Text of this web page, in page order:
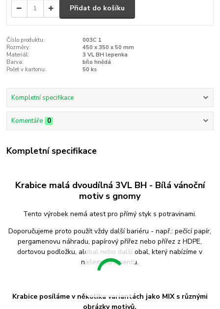
Přidat do košíku
Číslo produktu:
003C 1
Rozměry:
450 x 350 x 50 mm
Materiál:
3 VL BH lepenka
Barva:
bílo hnědá
Počet v kartonu:
50 ks
Kompletní specifikace
Komentáře 0
Kompletní specifikace
Krabice malá dvoudílná 3VL BH - Bílá vánoční
motiv s gnomy
Tento výrobek nemá atest pro přímý styk s potravinami.
Doporučujeme proto použít vždy další bariéru - např.: pečící papír,
pergamenovu náhradu, papírový přířez nebo přířez z HDPE,
dortovou podložku, alobal nebo další obal, který nabízíme v
našem sortimentu.
Krabice posíláme v několika variantách jako MIX s různými
obrázky motivů.